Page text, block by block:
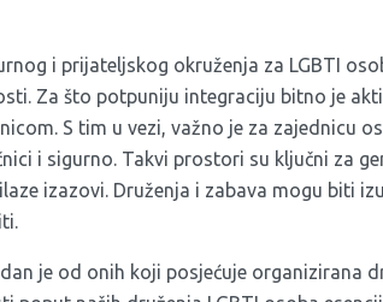
i prijateljskog okruženja za LGBTI
Za što potpuniju integraciju bitno je
S tim u vezi, važno je za zajednicu
i sigurno. Takvi prostori su ključni za
izazovi. Druženja i zabava mogu biti
je od onih koji posjećuje organizirana